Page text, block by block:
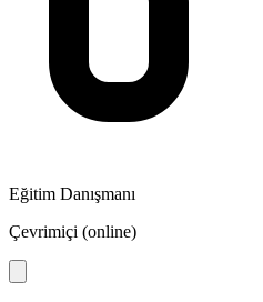
Eğitim Danışmanı
Çevrimiçi (online)